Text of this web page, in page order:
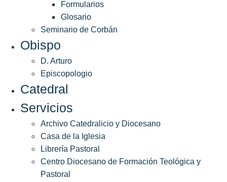
Formularios
Glosario
Seminario de Corbán
Obispo
D. Arturo
Episcopologio
Catedral
Servicios
Archivo Catedralicio y Diocesano
Casa de la Iglesia
Librería Pastoral
Centro Diocesano de Formación Teológica y
Pastoral